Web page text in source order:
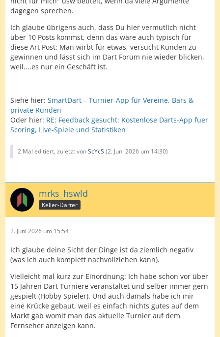
dagegen sprechen.
Ich glaube übrigens auch, dass Du hier vermutlich nicht
über 10 Posts kommst, denn das wäre auch typisch für
diese Art Post: Man wirbt für etwas, versucht Kunden zu
gewinnen und lässt sich im Dart Forum nie wieder blicken,
weil....es nur ein Geschäft ist.
Siehe hier: SmartDart – Turnier-App für Vereine, Bars &
private Runden
Oder hier: RE: Feedback gesucht: Kostenlose Darts-App fuer
Scoring, Live-Spiele und Statistiken
2 Mal editiert, zuletzt vonScYcS (2. Juni 2026 um 14:30)
mrks_hswld
Keller-Darter
2. Juni 2026 um 15:54
Ich glaube deine Sicht der Dinge ist da ziemlich negativ
(was ich auch komplett nachvollziehen kann).
Vielleicht mal kurz zur Einordnung: Ich habe schon vor über
15 Jahren Dart Turniere veranstaltet und selber immer gern
gespielt (Hobby Spieler). Und auch damals habe ich mir
eine Krücke gebaut, weil es einfach nichts gutes auf dem
Markt gab womit man das aktuelle Turnier auf dem
Fernseher anzeigen kann.